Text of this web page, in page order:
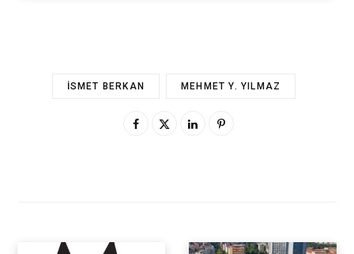
İSMET BERKAN MEHMET Y. YILMAZ